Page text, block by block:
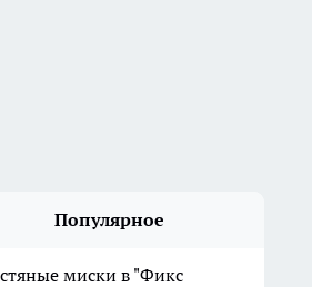
Популярное
миски в "Фикс